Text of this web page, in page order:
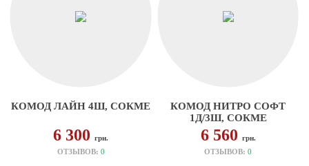
КОМОД ЛАЙН 4Ш, СОКМЕ
6 300грн.
ОТЗЫВОВ: 0
КОМОД НИТРО СОФТ
1Д/3Ш, СОКМЕ
6 560 грн.
ОТЗЫВОВ:0